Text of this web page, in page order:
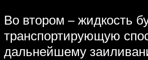
Во втором – жидкость
транспортирующую
дальнейшему